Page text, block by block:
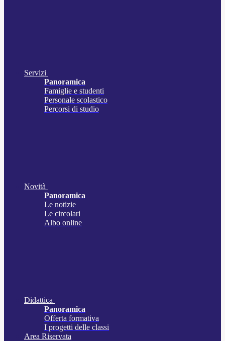
Servizi
Panoramica
Famiglie e studenti
Personale scolastico
Percorsi di studio
Novità
Panoramica
Le notizie
Le circolari
Albo online
Didattica
Panoramica
Offerta formativa
I progetti delle classi
Area Riservata